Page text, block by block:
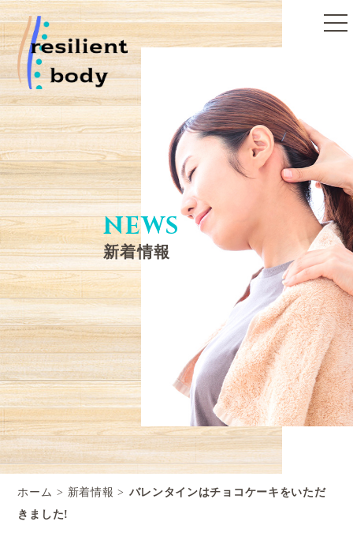
toggle
NEWS
新着情報
ホーム 新着情報
バレンタインはチョコケーキをいただ
きました!